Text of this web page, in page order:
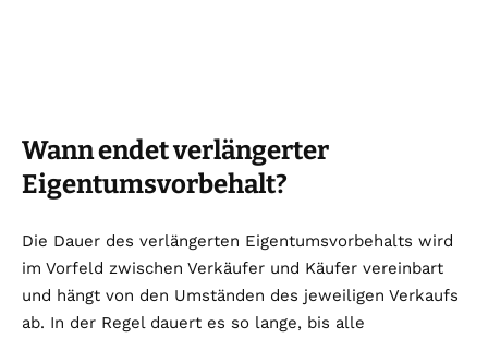
Wann endet verlängerter
Eigentumsvorbehalt?
Die Dauer des verlängerten Eigentumsvorbehalts wird
im Vorfeld zwischen Verkäufer und Käufer vereinbart
und hängt von den Umständen des jeweiligen Verkaufs
ab. In der Regel dauert es so lange, bis alle